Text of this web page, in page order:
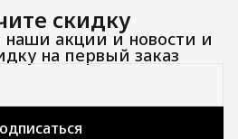
скидку
акции и новости и
на первый заказ